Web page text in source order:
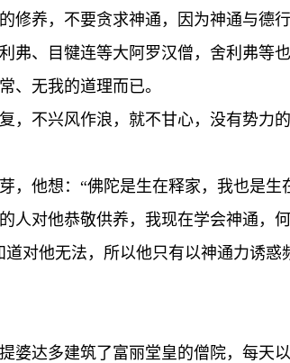
修养，不要贪求神通，因为神通与德
弗、目犍连等大阿罗汉僧，舍利弗等
、无我的道理而已。
，不兴风作浪，就不甘心，没有势力
，他想：“佛陀是生在释家，我也是生
人对他恭敬供养，我现在学会神通，
对他无法，所以他只有以神通力诱惑
婆达多建筑了富丽堂皇的僧院，每天